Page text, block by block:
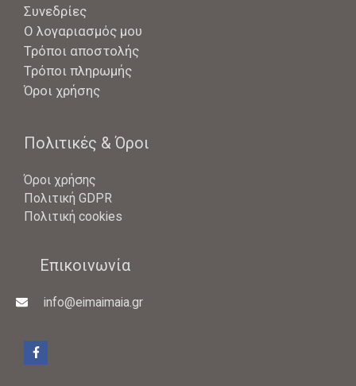
Συνεδρίες
Ο λογαριασμός μου
Τρόποι αποστολής
Τρόποι πληρωμής
Όροι χρήσης
Πολιτικές & Όροι
Όροι χρήσης
Πολιτική GDPR
Πολιτική cookies
Επικοινωνία
info@eimaimaia.gr